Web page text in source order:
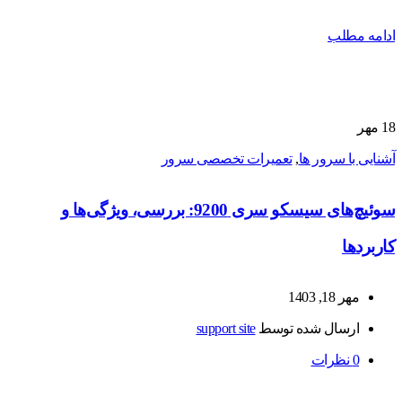
ادامه مطلب
18 مهر
آشنایی با سرور ها,تعمیرات تخصصی سرور
سوئیچ‌های سیسکو سری 9200: بررسی، ویژگی‌ها و
کاربردها
مهر 18, 1403
ارسال شده توسطsupport site
0 نظرات